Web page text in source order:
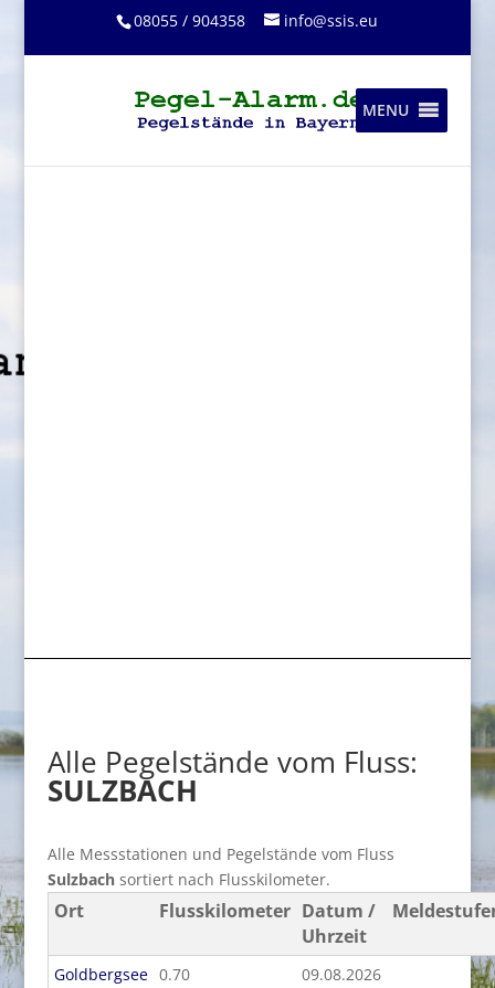
08055 / 904358 info@ssis.eu
MENU
Alle Pegelstände vom Fluss:
SULZBACH
Alle Messstationen und Pegelstände vom Fluss
Sulzbachsortiert nach Flusskilometer.
Ort Flusskilometer Datum /
Uhrzeit
Goldbergsee 0.70
09.08.2026